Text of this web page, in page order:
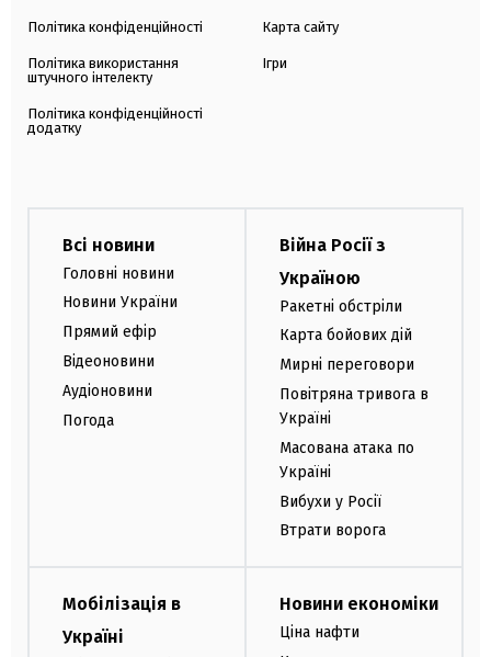
Політика конфіденційності
Політика використання
штучного інтелекту
Політика конфіденційності
додатку
Карта сайту
Ігри
Всі новини
Головні новини
Новини України
Прямий ефір
Відеоновини
Аудіоновини
Погода
Війна Росії з
Україною
Ракетні обстріли
Карта бойових дій
Мирні переговори
Повітряна тривога в
Україні
Масована атака по
Україні
Вибухи у Росії
Втрати ворога
Мобілізація в
Україні
Новини економіки
Ціна нафти